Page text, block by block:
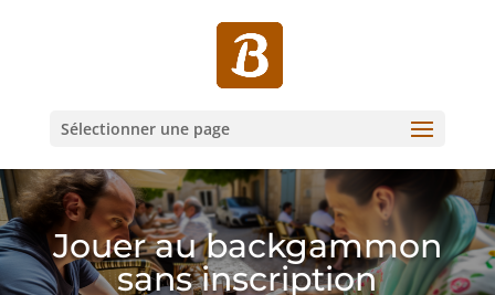
Sélectionner une page
Jouer au backgammon
sans inscription